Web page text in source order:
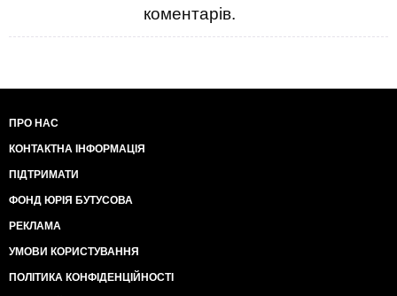
коментарів.
ПРО НАС
КОНТАКТНА ІНФОРМАЦІЯ
ПІДТРИМАТИ
ФОНД ЮРІЯ БУТУСОВА
РЕКЛАМА
УМОВИ КОРИСТУВАННЯ
ПОЛІТИКА КОНФІДЕНЦІЙНОСТІ